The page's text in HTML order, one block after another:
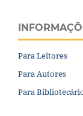
Para Leitores
Para Autores
Para